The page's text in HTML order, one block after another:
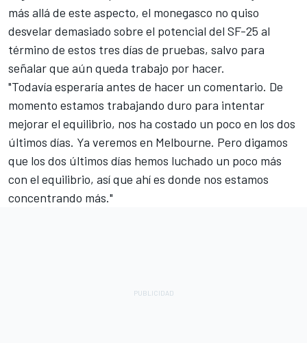
más allá de este aspecto, el monegasco no quiso
desvelar demasiado sobre el potencial del SF-25 al
término de estos tres días de pruebas, salvo para
señalar que aún queda trabajo por hacer.
"Todavía esperaría antes de hacer un comentario. De
momento estamos trabajando duro para intentar
mejorar el equilibrio, nos ha costado un poco en los dos
últimos días. Ya veremos en Melbourne. Pero digamos
que los dos últimos días hemos luchado un poco más
con el equilibrio, así que ahí es donde nos estamos
concentrando más."